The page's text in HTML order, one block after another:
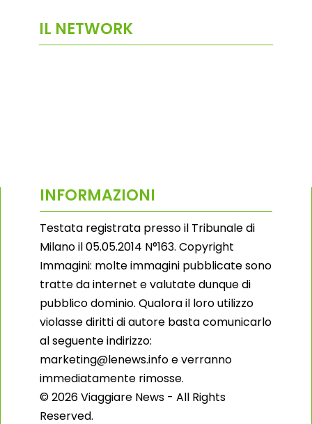
IL NETWORK
INFORMAZIONI
Testata registrata presso il Tribunale di
Milano il 05.05.2014 N°163. Copyright
Immagini: molte immagini pubblicate sono
tratte da internet e valutate dunque di
pubblico dominio. Qualora il loro utilizzo
violasse diritti di autore basta comunicarlo
al seguente indirizzo:
marketing@lenews.info e verranno
immediatamente rimosse.
© 2026 Viaggiare News - All Rights
Reserved.